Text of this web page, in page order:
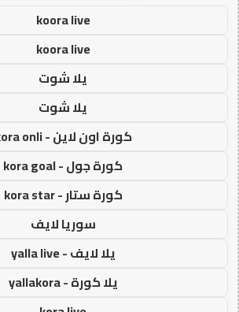
koora live
koora live
يلا شوت
يلا شوت
كورة اون لاين - kora onli
كورة جول - kora goal
كورة ستار - kora star
سوريا لايف
يلا لايف - yalla live
يلا كورة - yallakora